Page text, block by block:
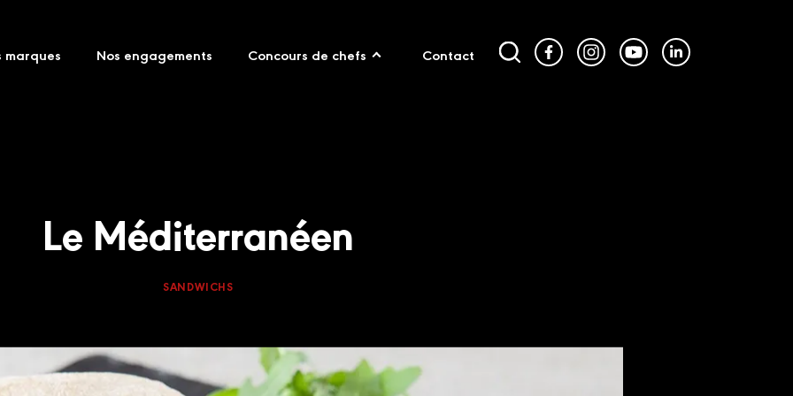
marques Nos engagements Concours de chefs Contact
Le Méditerranéen
SANDWICHS